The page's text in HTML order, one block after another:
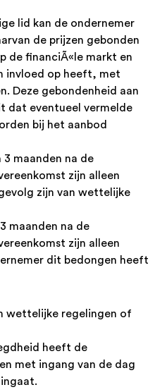
lid kan de ondernemer
de prijzen gebonden
de financiÃ«le markt en
invloed op heeft, met
Deze gebondenheid aan
dat eventueel vermelde
bij het aanbod
3 maanden na de
zijn alleen
zijn van wettelijke
maanden na de
zijn alleen
dit bedongen heeft
wettelijke regelingen of
heeft de
met ingang van de dag